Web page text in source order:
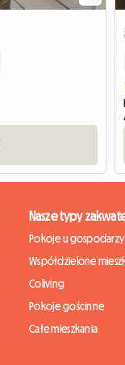
Nasze typy
Pokoje u gospodarzy
Współdzielone
Coliving
Pokoje gościnne
Całe mieszkania